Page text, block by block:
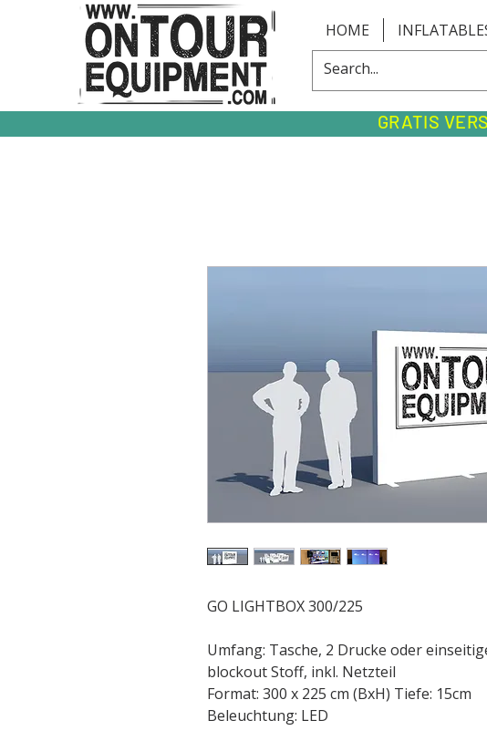
GRATIS
HOME
GO LIGHTBOX 300/225
Umfang: Tasche, 2 Drucke oder
blockout Stoff, inkl. Netzteil
Format: 300 x 225 cm (BxH) Tiefe: 15cm
Beleuchtung: LED